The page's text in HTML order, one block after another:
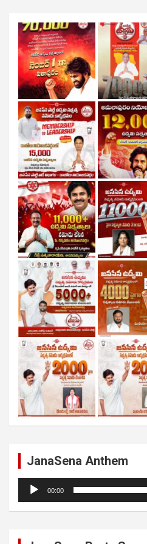
JanaSena Anthem
Audio
Player
00:00